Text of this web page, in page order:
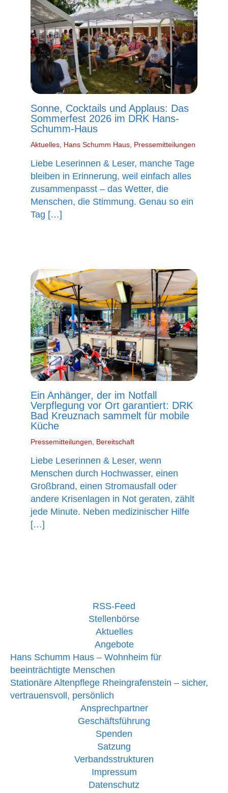
Sonne, Cocktails und Applaus: Das
Sommerfest 2026 im DRK Hans-
Schumm-Haus
Aktuelles, Hans Schumm Haus, Pressemitteilungen
Liebe Leserinnen & Leser, manche Tage
bleiben in Erinnerung, weil einfach alles
zusammenpasst – das Wetter, die
Menschen, die Stimmung. Genau so ein
Tag […]
Ein Anhänger, der im Notfall
Verpflegung vor Ort garantiert: DRK
Bad Kreuznach sammelt für mobile
Küche
Pressemitteilungen, Bereitschaft
Liebe Leserinnen & Leser, wenn
Menschen durch Hochwasser, einen
Großbrand, einen Stromausfall oder
andere Krisenlagen in Not geraten, zählt
jede Minute. Neben medizinischer Hilfe
[…]
RSS-Feed
Stellenbörse
Aktuelles
Angebote
Hans Schumm Haus – Wohnheim für
beeinträchtigte Menschen
Stationäre Altenpflege Rheingrafenstein – sicher,
vertrauensvoll, persönlich
Ansprechpartner
Geschäftsführung
Spenden
Satzung
Verbandsstrukturen
Impressum
Datenschutz